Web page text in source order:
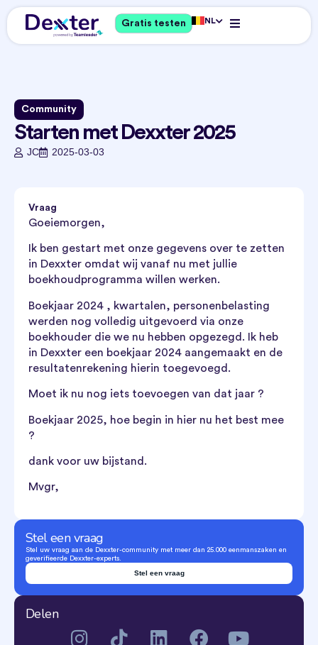
Gratis testen NL
Community
Starten met Dexxter 2025
JC 2025-03-03
Vraag
Goeiemorgen,
Ik ben gestart met onze gegevens over te zetten
in Dexxter omdat wij vanaf nu met jullie
boekhoudprogramma willen werken.
Boekjaar 2024 , kwartalen, personenbelasting
werden nog volledig uitgevoerd via onze
boekhouder die we nu hebben opgezegd. Ik heb
in Dexxter een boekjaar 2024 aangemaakt en de
resultatenrekening hierin toegevoegd.
Moet ik nu nog iets toevoegen van dat jaar ?
Boekjaar 2025, hoe begin in hier nu het best mee
?
dank voor uw bijstand.
Mvgr,
Stel een vraag
Stel uw vraag aan de Dexxter-community met meer dan 25.000 eenmanszaken en
geverifieerde Dexxter-experts.
Stel een vraag
Delen